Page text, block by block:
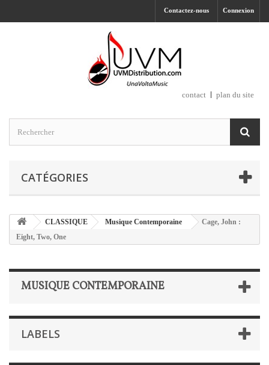
Connexion
Contactez-nous
contact plan du site
CATÉGORIES
CLASSIQUE Musique Contemporaine
Cage, John :
Eight, Two, One
MUSIQUE CONTEMPORAINE
LABELS